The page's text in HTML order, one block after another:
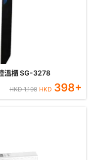
溫櫃 SG-3278
HKD1,198 HKD 398+